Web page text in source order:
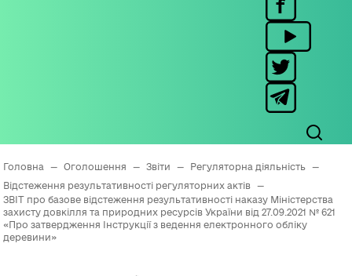
Головна — Оголошення — Звіти — Регуляторна діяльність
—
Відстеження результативності регуляторних актів
—
ЗВІТ про базове відстеження результативності наказу Міністерства
захисту довкілля та природних ресурсів України від 27.09.2021 № 621
«Про затвердження Інструкції з ведення електронного обліку
деревини»